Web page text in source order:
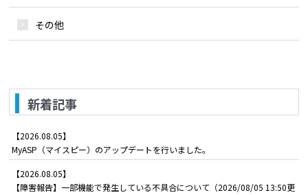
その他
新着記事
【2026.08.05】
MyASP（マイスピー）のアップデートを行いました。
【2026.08.05】
【障害報告】一部機能で発生している不具合について（2026/08/05 13:50更